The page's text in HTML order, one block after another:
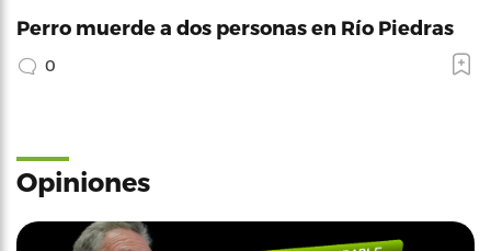
Perro muerde a dos personas en Río Piedras
0
Opiniones